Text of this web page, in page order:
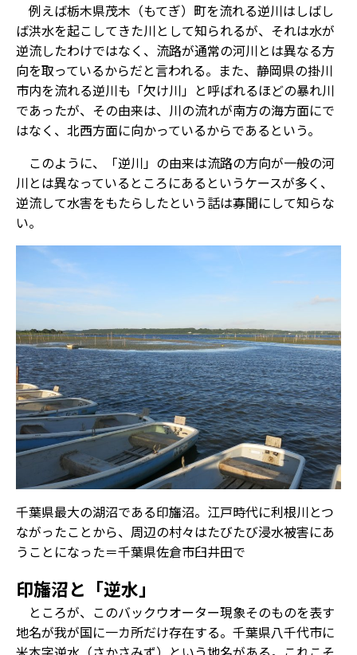
例えば栃木県茂木（もてぎ）町を流れる逆川はしばし
ば洪水を起こしてきた川として知られるが、それは水が
逆流したわけではなく、流路が通常の河川とは異なる方
向を取っているからだと言われる。また、静岡県の掛川
市内を流れる逆川も「欠け川」と呼ばれるほどの暴れ川
であったが、その由来は、川の流れが南方の海方面にで
はなく、北西方面に向かっているからであるという。
このように、「逆川」の由来は流路の方向が一般の河
川とは異なっているところにあるというケースが多く、
逆流して水害をもたらしたという話は寡聞にして知らな
い。
千葉県最大の湖沼である印旛沼。江戸時代に利根川とつ
ながったことから、周辺の村々はたびたび浸水被害にあ
うことになった＝千葉県佐倉市臼井田で
印旛沼と「逆水」
ところが、このバックウオーター現象そのものを表す
地名が我が国に一カ所だけ存在する。千葉県八千代市に